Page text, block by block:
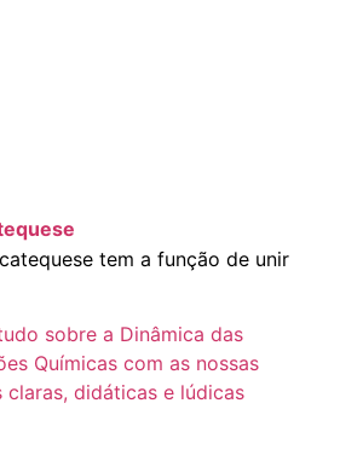
tem a função de unir